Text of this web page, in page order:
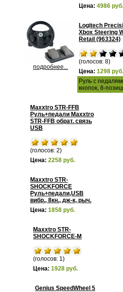
Цена: 4986 руб.
подробнее...
Logitech
Xbox Steering
Retail (963324)
(голосов: 8)
Цена: 1298 руб.
Руль с
кнопок, 8-
Maxxtro STR-FFB
Руль+педали Maxxtro
STR-FFB обрат. cвязь
USB
(голосов: 2)
Цена: 2258 руб.
Maxxtro STR-
SHOCKFORCE
Руль+педали,USB
вибр., 8кн., дж-к, рыч.
Цена: 1858 руб.
Maxxtro STR-
SHOCKFORCE-M
(голосов: 1)
Цена: 1928 руб.
Genius SpeedWheel 5